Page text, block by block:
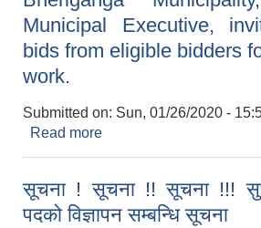
Municipal Executive,
bids from eligible bidders
work.
Submitted on: Sun, 01/26/2020 -
Read more
सूचना ! सूचना !! सूचना !!!
पदको विज्ञापन सम्बन्धि सूचना